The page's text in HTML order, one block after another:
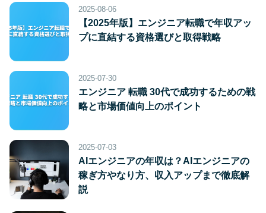
2025-08-06
【2025年版】エンジニア転職で年収アッ
プに直結する資格選びと取得戦略
2025-07-30
エンジニア 転職 30代で成功するための戦
略と市場価値向上のポイント
2025-07-03
AIエンジニアの年収は？AIエンジニアの
稼ぎ方やなり方、収入アップまで徹底解
説